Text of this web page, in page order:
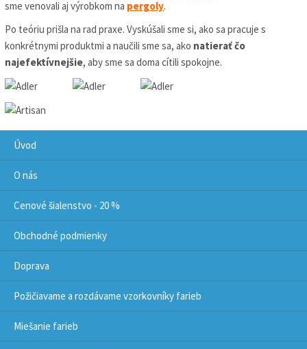
sme venovali aj výrobkom na pergoly.
Po teóriu prišla na rad praxe. Vyskúšali sme si, ako sa pracuje s
konkrétnymi produktmi a naučili sme sa, ako natierať čo
najefektívnejšie, aby sme sa doma cítili spokojne.
Úvod
O nás
Cenové šialenstvo - 20 %
Obchodné podmienky
Doprava
Požičiavame a rozdávame vzorkovníky farieb
Miešanie farieb